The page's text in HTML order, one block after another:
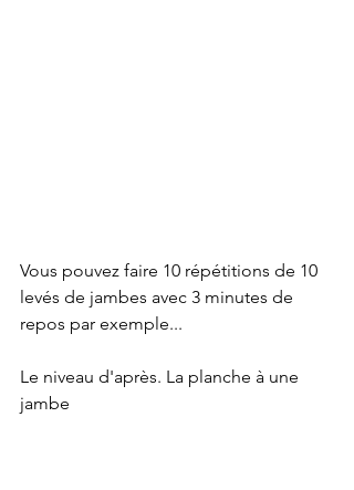
Vous pouvez faire 10 répétitions de 10
levés de jambes avec 3 minutes de
repos par exemple...
Le niveau d'après. La planche à une
jambe